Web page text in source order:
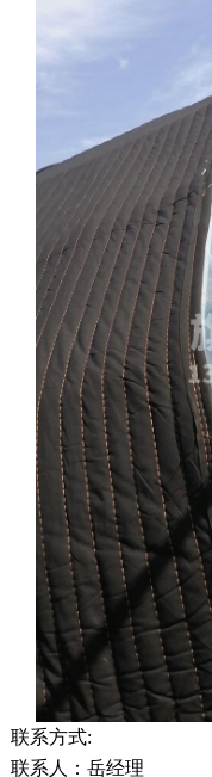
联系方式:
联系人：岳经理